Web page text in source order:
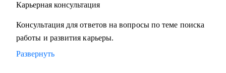
Карьерная консультация
Консультация для ответов на вопросы по теме поиска
работы и развития карьеры.
Развернуть